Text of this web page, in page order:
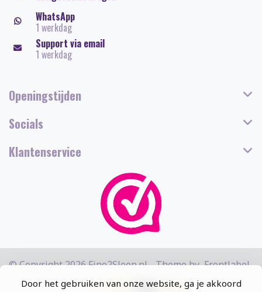
Door het gebruiken van onze website, ga je akkoord
WhatsApp
1 werkdag
Support via email
1 werkdag
Openingstijden
Socials
Klantenservice
© Copyright 2026 Fine2Sleep.nl - Theme byFrontlabel